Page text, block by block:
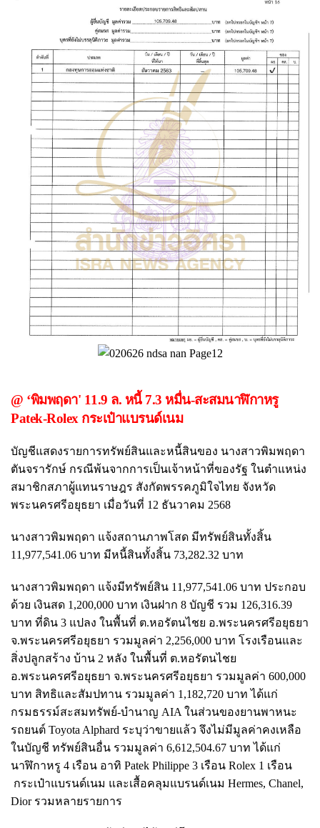
@ ‘พิมพฤดา' 11.9 ล. หนี้ 7.3 หมื่น-สะสมนาฬิกาหรู
Patek-Rolex กระเป๋าแบรนด์เนม
บัญชีแสดงรายการทรัพย์สินและหนี้สินของ นางสาวพิมพฤดา
ตันจรารักษ์ กรณีพ้นจากการเป็นเจ้าหน้าที่ของรัฐ ในตำแหน่ง
สมาชิกสภาผู้แทนราษฎร สังกัดพรรคภูมิใจไทย จังหวัด
พระนครศรีอยุธยา เมื่อวันที่ 12 ธันวาคม 2568
นางสาวพิมพฤดา แจ้งสถานภาพโสด มีทรัพย์สินทั้งสิ้น
11,977,541.06 บาท มีหนี้สินทั้งสิ้น 73,282.32 บาท
นางสาวพิมพฤดา แจ้งมีทรัพย์สิน 11,977,541.06 บาท ประกอบ
ด้วย เงินสด 1,200,000 บาท เงินฝาก 8 บัญชี รวม 126,316.39
บาท ที่ดิน 3 แปลง ในพื้นที่ ต.หอรัตนไชย อ.พระนครศรีอยุธยา
จ.พระนครศรีอยุธยา รวมมูลค่า 2,256,000 บาท โรงเรือนและ
สิ่งปลูกสร้าง บ้าน 2 หลัง ในพื้นที่ ต.หอรัตนไชย
อ.พระนครศรีอยุธยา จ.พระนครศรีอยุธยา รวมมูลค่า 600,000
บาท สิทธิและสัมปทาน รวมมูลค่า 1,182,720 บาท ได้แก่
กรมธรรม์สะสมทรัพย์-บำนาญ AIA ในส่วนของยานพาหนะ
รถยนต์ Toyota Alphard ระบุว่าขายแล้ว จึงไม่มีมูลค่าคงเหลือ
ในบัญชี ทรัพย์สินอื่น รวมมูลค่า 6,612,504.67 บาท ได้แก่
นาฬิกาหรู 4 เรือน อาทิ Patek Philippe 3 เรือน Rolex 1 เรือน
กระเป๋าแบรนด์เนม และเสื้อคลุมแบรนด์เนม Hermes, Chanel,
Dior รวมหลายรายการ